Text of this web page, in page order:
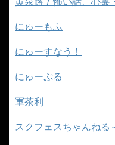
世にも奇妙な都市伝説
黄泉路 / 怖い話、心霊
にゅーもふ
にゅーすなう！